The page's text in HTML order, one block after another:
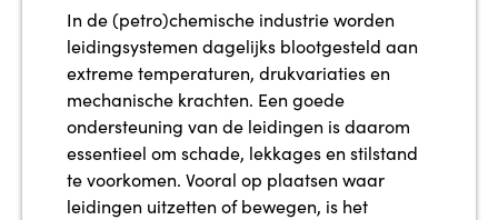
In de (petro)chemische industrie worden
leidingsystemen dagelijks blootgesteld aan
extreme temperaturen, drukvariaties en
mechanische krachten. Een goede
ondersteuning van de leidingen is daarom
essentieel om schade, lekkages en stilstand
te voorkomen. Vooral op plaatsen waar
leidingen uitzetten of bewegen, is het